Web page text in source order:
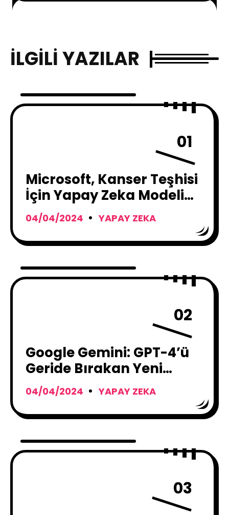
İLGILI YAZILAR
01
Microsoft, Kanser Teşhisi
İçin Yapay Zeka Modeli
Geliştiriyor
04/04/2024 YAPAY ZEKA
02
Google Gemini: GPT-4’ü
Geride Bırakan Yeni
Yapay Zeka
04/04/2024 YAPAY ZEKA
03